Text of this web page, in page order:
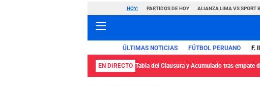
HOY: PARTIDOS DE HOY ALIANZA LIMA VS SPORT
ÚLTIMAS NOTICIAS FÚTBOL PERUANO F.
EN DIRECTO Tabla del Clausura y Acumulado tras empate